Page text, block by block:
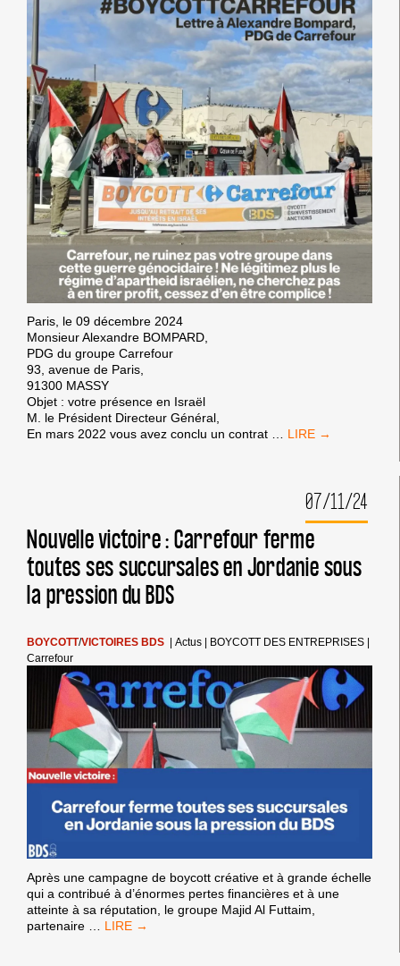
Paris, le 09 décembre 2024
Monsieur Alexandre BOMPARD,
PDG du groupe Carrefour
93, avenue de Paris,
91300 MASSY
Objet : votre présence en Israël
M. le Président Directeur Général,
En mars 2022 vous avez conclu un contrat … CARREFOUR,
GÉNOCIDE
!
07/11/24
Nouvelle victoire : Carrefour ferme
toutes ses succursales en Jordanie sous
la pression du BDS
BOYCOTT/VICTOIRES BDS |Actus BOYCOTT DES ENTREPRISES
Carrefour
Après une campagne de boycott créative et à grande échelle
qui a contribué à d’énormes pertes financières et à une
atteinte à sa réputation, le groupe Majid Al Futtaim,
partenaire
NOUVELLE